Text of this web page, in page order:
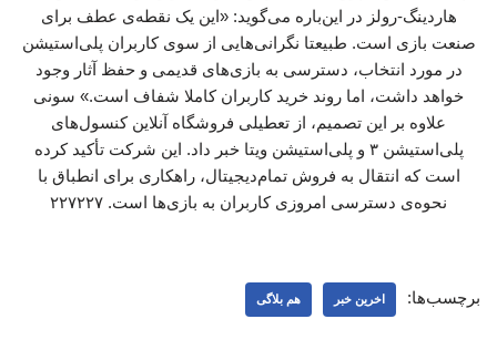
هاردینگ-رولز در این‌باره می‌گوید: «این یک نقطه‌ی عطف برای
صنعت بازی است. طبیعتا نگرانی‌هایی از سوی کاربران پلی‌استیشن
در مورد انتخاب، دسترسی به بازی‌های قدیمی و حفظ آثار وجود
خواهد داشت، اما روند خرید کاربران کاملا شفاف است.» سونی
علاوه بر این تصمیم، از تعطیلی فروشگاه‌ آنلاین کنسول‌های
پلی‌استیشن ۳ و پلی‌استیشن ویتا خبر داد. این شرکت تأکید کرده
است که انتقال به فروش تمام‌دیجیتال، راهکاری برای انطباق با
نحوه‌ی دسترسی امروزی کاربران به بازی‌ها است. ۲۲۷۲۲۷
برچسب‌ها: اخرین خبر هم بلاگی